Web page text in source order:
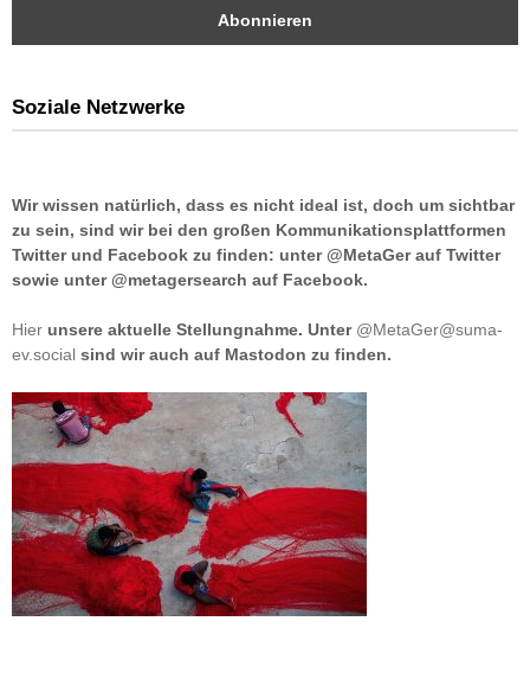
Soziale Netzwerke
Wir wissen natürlich, dass es nicht ideal ist, doch um sichtbar
zu sein, sind wir bei den großen Kommunikationsplattformen
Twitter und Facebook zu finden: unter @MetaGer auf Twitter
sowie unter @metagersearch auf Facebook.
Hier unsere aktuelle Stellungnahme. Unter @MetaGer@suma-
ev.social sind wir auch auf Mastodon zu finden.